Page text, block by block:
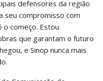
defensores da região
seu compromisso com
o começo. Estou
que garantam o futuro
e Sinop nunca mais